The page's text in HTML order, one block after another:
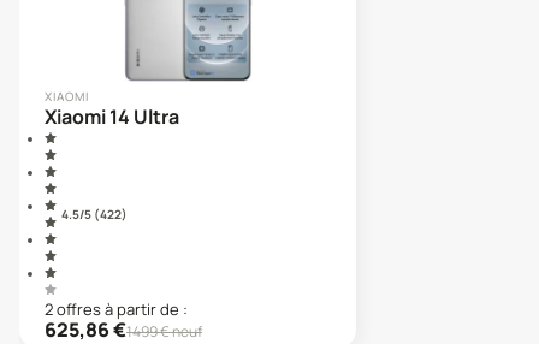
XIAOMI
Xiaomi 14 Ultra
4.5/5 (422)
2offresà partir de :
625,86€1499€ neuf